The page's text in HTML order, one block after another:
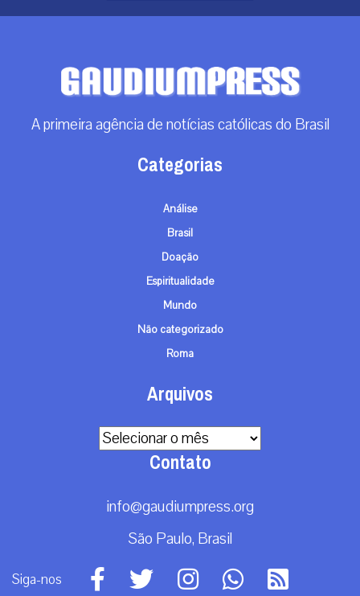
A primeira agência de notícias católicas do Brasil
Categorias
Análise
Brasil
Doação
Espiritualidade
Mundo
Não categorizado
Roma
Arquivos
Arquivos
Contato
info@gaudiumpress.org
São Paulo, Brasil
Siga-nos